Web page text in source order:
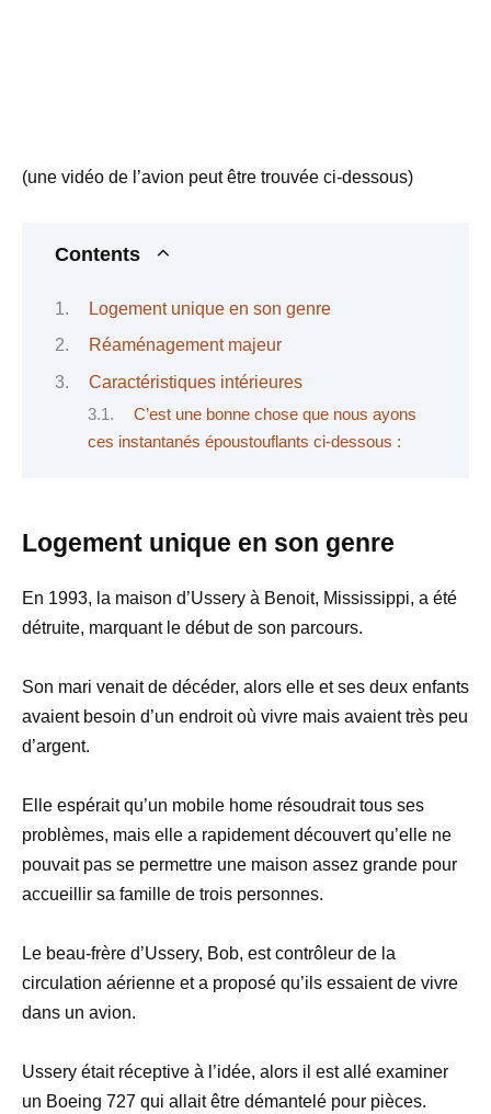
(une vidéo de l’avion peut être trouvée ci-dessous)
Contents
Logement unique en son genre
Réaménagement majeur
Caractéristiques intérieures
C’est une bonne chose que nous ayons
ces instantanés époustouflants ci-dessous :
Logement unique en son genre
En 1993, la maison d’Ussery à Benoit, Mississippi, a été
détruite, marquant le début de son parcours.
Son mari venait de décéder, alors elle et ses deux enfants
avaient besoin d’un endroit où vivre mais avaient très peu
d’argent.
Elle espérait qu’un mobile home résoudrait tous ses
problèmes, mais elle a rapidement découvert qu’elle ne
pouvait pas se permettre une maison assez grande pour
accueillir sa famille de trois personnes.
Le beau-frère d’Ussery, Bob, est contrôleur de la
circulation aérienne et a proposé qu’ils essaient de vivre
dans un avion.
Ussery était réceptive à l’idée, alors il est allé examiner
un Boeing 727 qui allait être démantelé pour pièces.